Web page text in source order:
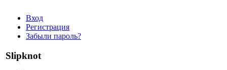
Вход
Регистрация
Забыли пароль?
Slipknot